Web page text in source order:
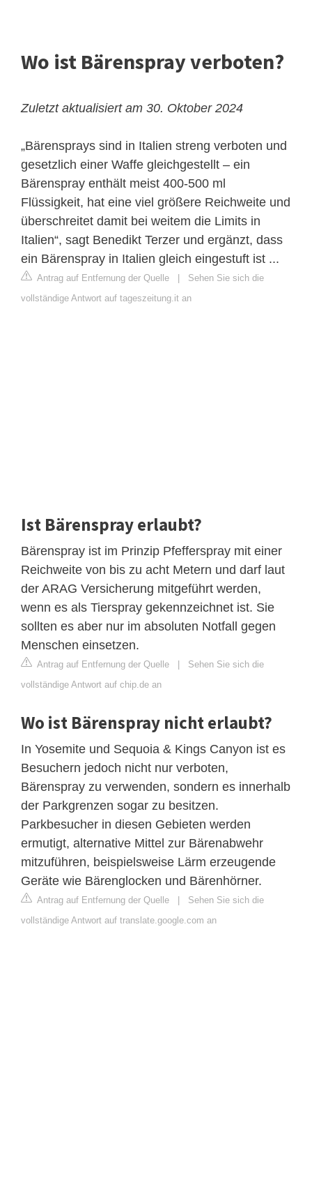
Wo ist Bärenspray verboten?
Zuletzt aktualisiert am 30. Oktober 2024
„Bärensprays sind in Italien streng verboten und
gesetzlich einer Waffe gleichgestellt – ein
Bärenspray enthält meist 400-500 ml
Flüssigkeit, hat eine viel größere Reichweite und
überschreitet damit bei weitem die Limits in
Italien“, sagt Benedikt Terzer und ergänzt, dass
ein Bärenspray in Italien gleich eingestuft ist ...
Antrag auf Entfernung der Quelle
Sehen Sie sich die
vollständige Antwort auf tageszeitung.it an
Ist Bärenspray erlaubt?
Bärenspray ist im Prinzip Pfefferspray mit einer
Reichweite von bis zu acht Metern und darf laut
der ARAG Versicherung mitgeführt werden,
wenn es als Tierspray gekennzeichnet ist. Sie
sollten es aber nur im absoluten Notfall gegen
Menschen einsetzen.
Antrag auf Entfernung der Quelle
Sehen Sie sich die
vollständige Antwort auf chip.de an
Wo ist Bärenspray nicht erlaubt?
In Yosemite und Sequoia & Kings Canyon ist es
Besuchern jedoch nicht nur verboten,
Bärenspray zu verwenden, sondern es innerhalb
der Parkgrenzen sogar zu besitzen.
Parkbesucher in diesen Gebieten werden
ermutigt, alternative Mittel zur Bärenabwehr
mitzuführen, beispielsweise Lärm erzeugende
Geräte wie Bärenglocken und Bärenhörner.
Antrag auf Entfernung der Quelle
Sehen Sie sich die
vollständige Antwort auf translate.google.com an